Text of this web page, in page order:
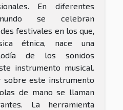
En diferentes
se celebran
festivales en los que,
étnica, nace una
de los sonidos
instrumento musical.
sobre este instrumento
de mano se llaman
La herramienta